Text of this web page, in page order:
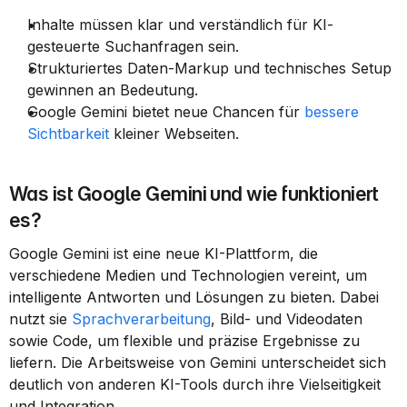
Inhalte müssen klar und verständlich für KI-
gesteuerte Suchanfragen sein.
Strukturiertes Daten-Markup und technisches Setup
gewinnen an Bedeutung.
Google Gemini bietet neue Chancen für bessere
Sichtbarkeit kleiner Webseiten.
Was ist Google Gemini und wie funktioniert
es?
Google Gemini ist eine neue KI-Plattform, die
verschiedene Medien und Technologien vereint, um
intelligente Antworten und Lösungen zu bieten. Dabei
nutzt sie Sprachverarbeitung, Bild- und Videodaten
sowie Code, um flexible und präzise Ergebnisse zu
liefern. Die Arbeitsweise von Gemini unterscheidet sich
deutlich von anderen KI-Tools durch ihre Vielseitigkeit